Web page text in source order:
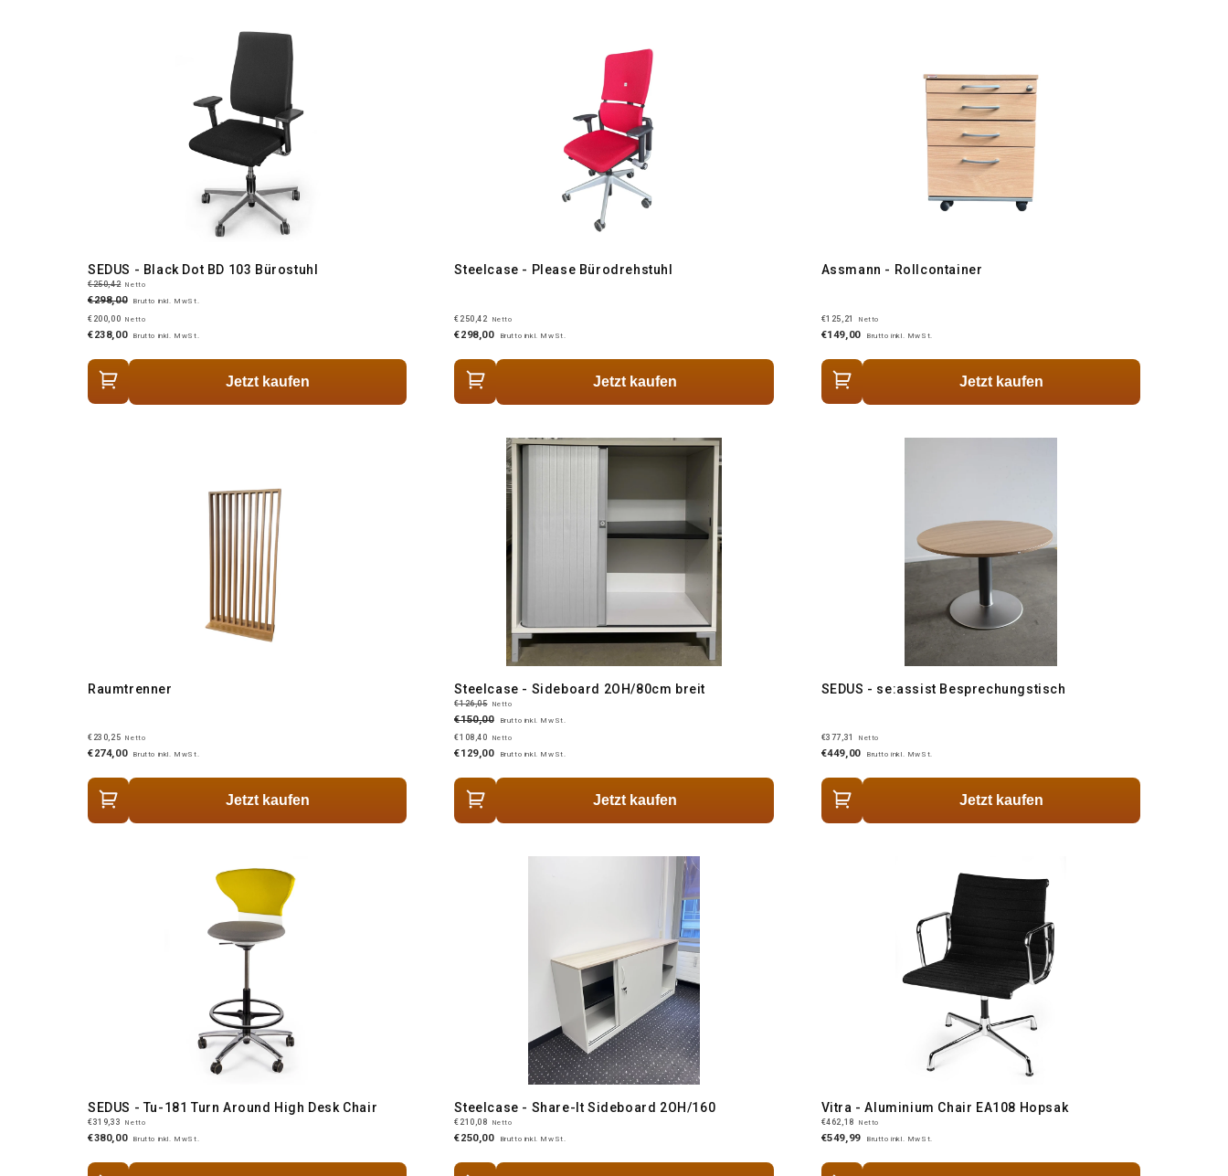
SEDUS - Black Dot BD 103 Bürostuhl
€250,42 Netto
€298,00
Brutto inkl. MwSt.
€200,00 Netto
€238,00 Brutto inkl. MwSt.
Jetzt kaufen
Steelcase - Please Bürodrehstuhl
€250,42 Netto
€298,00 Brutto inkl. MwSt.
Jetzt kaufen
Assmann - Rollcontainer
€125,21 Netto
€149,00 Brutto inkl. MwSt.
Jetzt kaufen
Raumtrenner
€230,25 Netto
€274,00 Brutto inkl. MwSt.
Jetzt kaufen
Steelcase - Sideboard 2OH/80cm breit
€126,05 Netto
€150,00
Brutto inkl. MwSt.
€108,40
Netto
€129,00 Brutto inkl. MwSt.
Jetzt kaufen
SEDUS - se:assist Besprechungstisch
€377,31 Netto
€449,00 Brutto inkl. MwSt.
Jetzt kaufen
SEDUS - Tu-181 Turn Around High Desk Chair
€319,33 Netto
€380,00 Brutto inkl. MwSt.
Steelcase - Share-It Sideboard 2OH/160
€210,08 Netto
€250,00 Brutto inkl. MwSt.
Vitra - Aluminium Chair EA108 Hopsak
€462,18 Netto
€549,99 Brutto inkl. MwSt.